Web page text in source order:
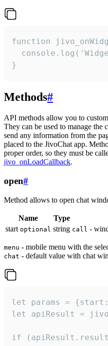
function
}
Methods#
API methods allow you to
They can be used to manage the
send any information from the
placed to the JivoChat app.
proper order, so they must be
jivo_onLoadCallback.
open#
Method allows to open chat
Name Type
start optional string call -
menu - mobile menu with the
chat - default value with chat
let params =
let apiResult =
if